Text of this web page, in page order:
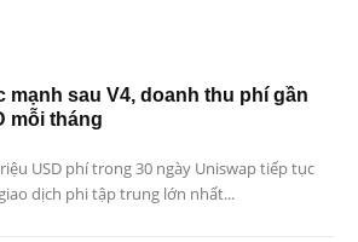
mạnh sau V4, doanh thu phí gần
mỗi tháng
USD phí trong 30 ngày Uniswap tiếp tục
dịch phi tập trung lớn nhất...